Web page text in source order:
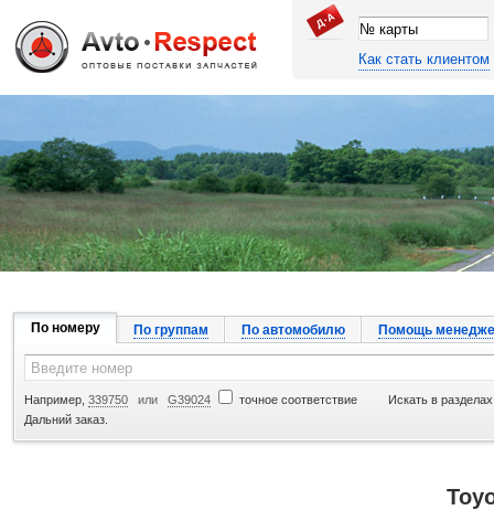
Джапан Авто
Как стать клиентом
По номеру По группам По автомобилю Помощь
Например, 339750 или G39024 точное соответствие
Искать в
Дальний заказ.